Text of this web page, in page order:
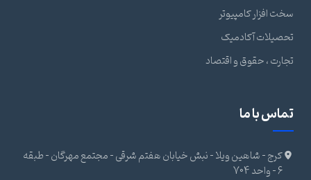
سخت افزار کامپیوتر
تحصیلات آکادمیک
تجارت ، حقوق و اقتصاد
تماس با ما
کرج - شاهین ویلا - نبش خیابان هفتم شرقی - مجتمع مهرگان - طبقه
6 - واحد 704